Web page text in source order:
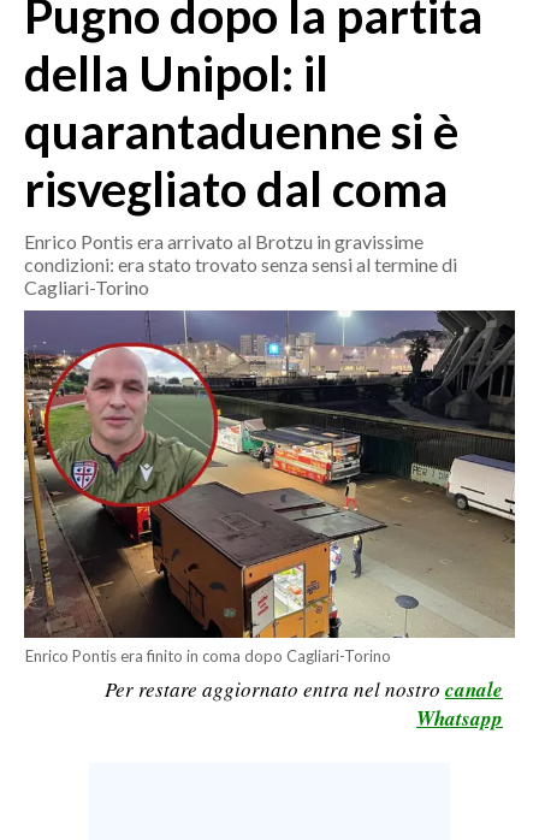
MEDIO CAMPIDANO
ORISTANO E PROVINCIA
SASSARI E PROVINCIA
NUORO E PROVINCIA
OGLIASTRA
CRONACA
MONDO
POLITICA
ECONOMIA
SERVIZI ALLE IMPRESE
LAVORO
BANDI
SPORT IN SARDEGNA
Pugno dopo la partita
della Unipol: il
quarantaduenne si è
risvegliato dal coma
Enrico Pontis era arrivato al Brotzu in gravissime
condizioni: era stato trovato senza sensi al termine di
Cagliari-Torino
Enrico Pontis era finito in coma dopo Cagliari-Torino
Per restare aggiornato entra nel nostro canale
Whatsapp